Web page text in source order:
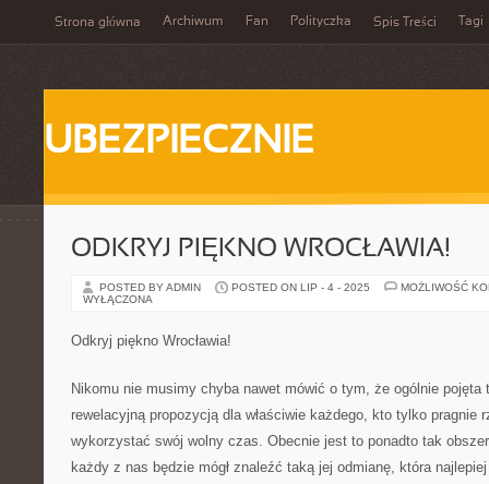
Strona główna Archiwum Fan Polityczka Spis Treści Tagi
UBEZPIECZNIE
ODKRYJ PIĘKNO WROCŁAWIA!
POSTED BY ADMIN POSTED ON LIP - 4 - 2025
MOŻLIWOŚĆ
WYŁĄCZONA
Odkryj piękno Wrocławia!
Nikomu nie musimy chyba nawet mówić o tym, że ogólnie
rewelacyjną propozycją dla właściwie każdego, kto tylko pragnie
wykorzystać swój wolny czas. Obecnie jest to ponadto tak
każdy z nas będzie mógł znaleźć taką jej odmianę, która